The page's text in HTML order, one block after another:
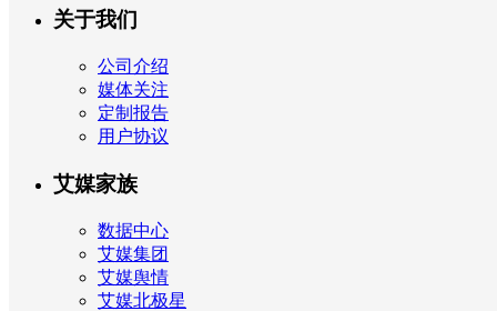
关于我们
公司介绍
媒体关注
定制报告
用户协议
艾媒家族
数据中心
艾媒集团
艾媒舆情
艾媒北极星